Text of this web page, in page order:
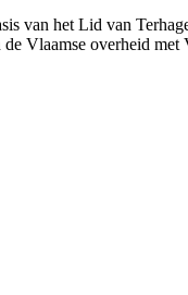
van het Lid van
de Vlaamse overheid